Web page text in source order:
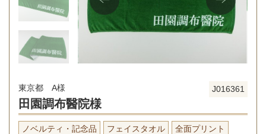
J016361
東京都 A様
田園調布醫院様
ノベルティ・記念品 フェイスタオル 全面プリント